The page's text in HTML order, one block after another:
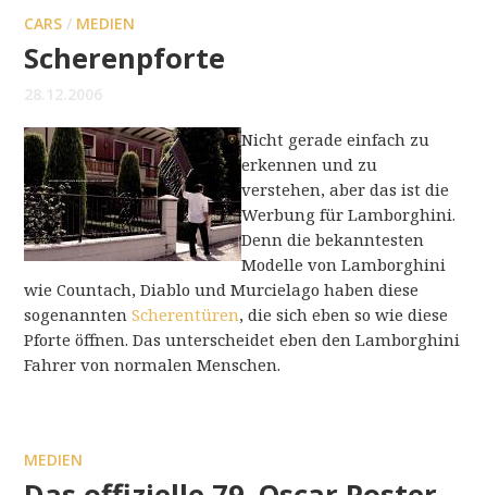
CARS / MEDIEN
Scherenpforte
28.12.2006
Nicht gerade einfach zu
erkennen und zu
verstehen, aber das ist die
Werbung für Lamborghini.
Denn die bekanntesten
Modelle von Lamborghini
wie Countach, Diablo und Murcielago haben diese
sogenanntenScherentüren, die sich eben so wie diese
Pforte öffnen. Das unterscheidet eben den Lamborghini
Fahrer von normalen Menschen.
MEDIEN